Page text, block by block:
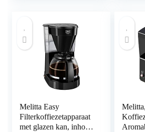
21671-70
Melitta Easy
Filterkoffiezetapparaat
met glazen kan, inhoud